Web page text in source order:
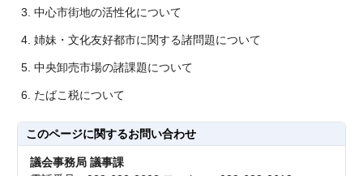
中心市街地の活性化について
姉妹・文化友好都市に関する諸問題について
中央卸売市場の諸課題について
たばこ税について
このページに関するお問い合わせ
議会事務局 議事課